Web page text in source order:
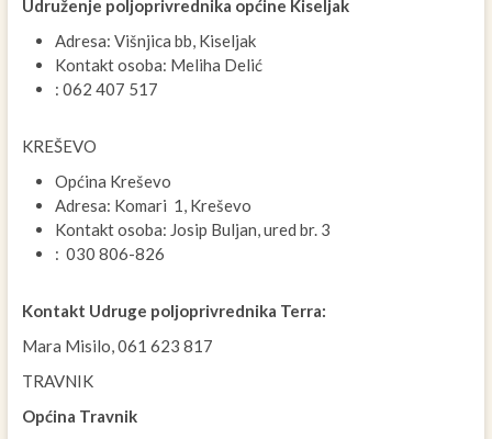
Udruženje poljoprivrednika općine Kiseljak
Adresa: Višnjica bb, Kiseljak
Kontakt osoba: Meliha Delić
: 062 407 517
KREŠEVO
Općina Kreševo
Adresa: Komari 1, Kreševo
Kontakt osoba: Josip Buljan, ured br. 3
: 030­­­­ 806-826
Kontakt Udruge poljoprivrednika Terra:
Mara Misilo, 061 623 817
TRAVNIK
Općina Travnik